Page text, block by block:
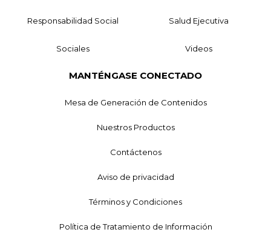
Responsabilidad Social Salud Ejecutiva
Sociales Videos
MANTÉNGASE CONECTADO
Mesa de Generación de Contenidos
Nuestros Productos
Contáctenos
Aviso de privacidad
Términos y Condiciones
Política de Tratamiento de Información